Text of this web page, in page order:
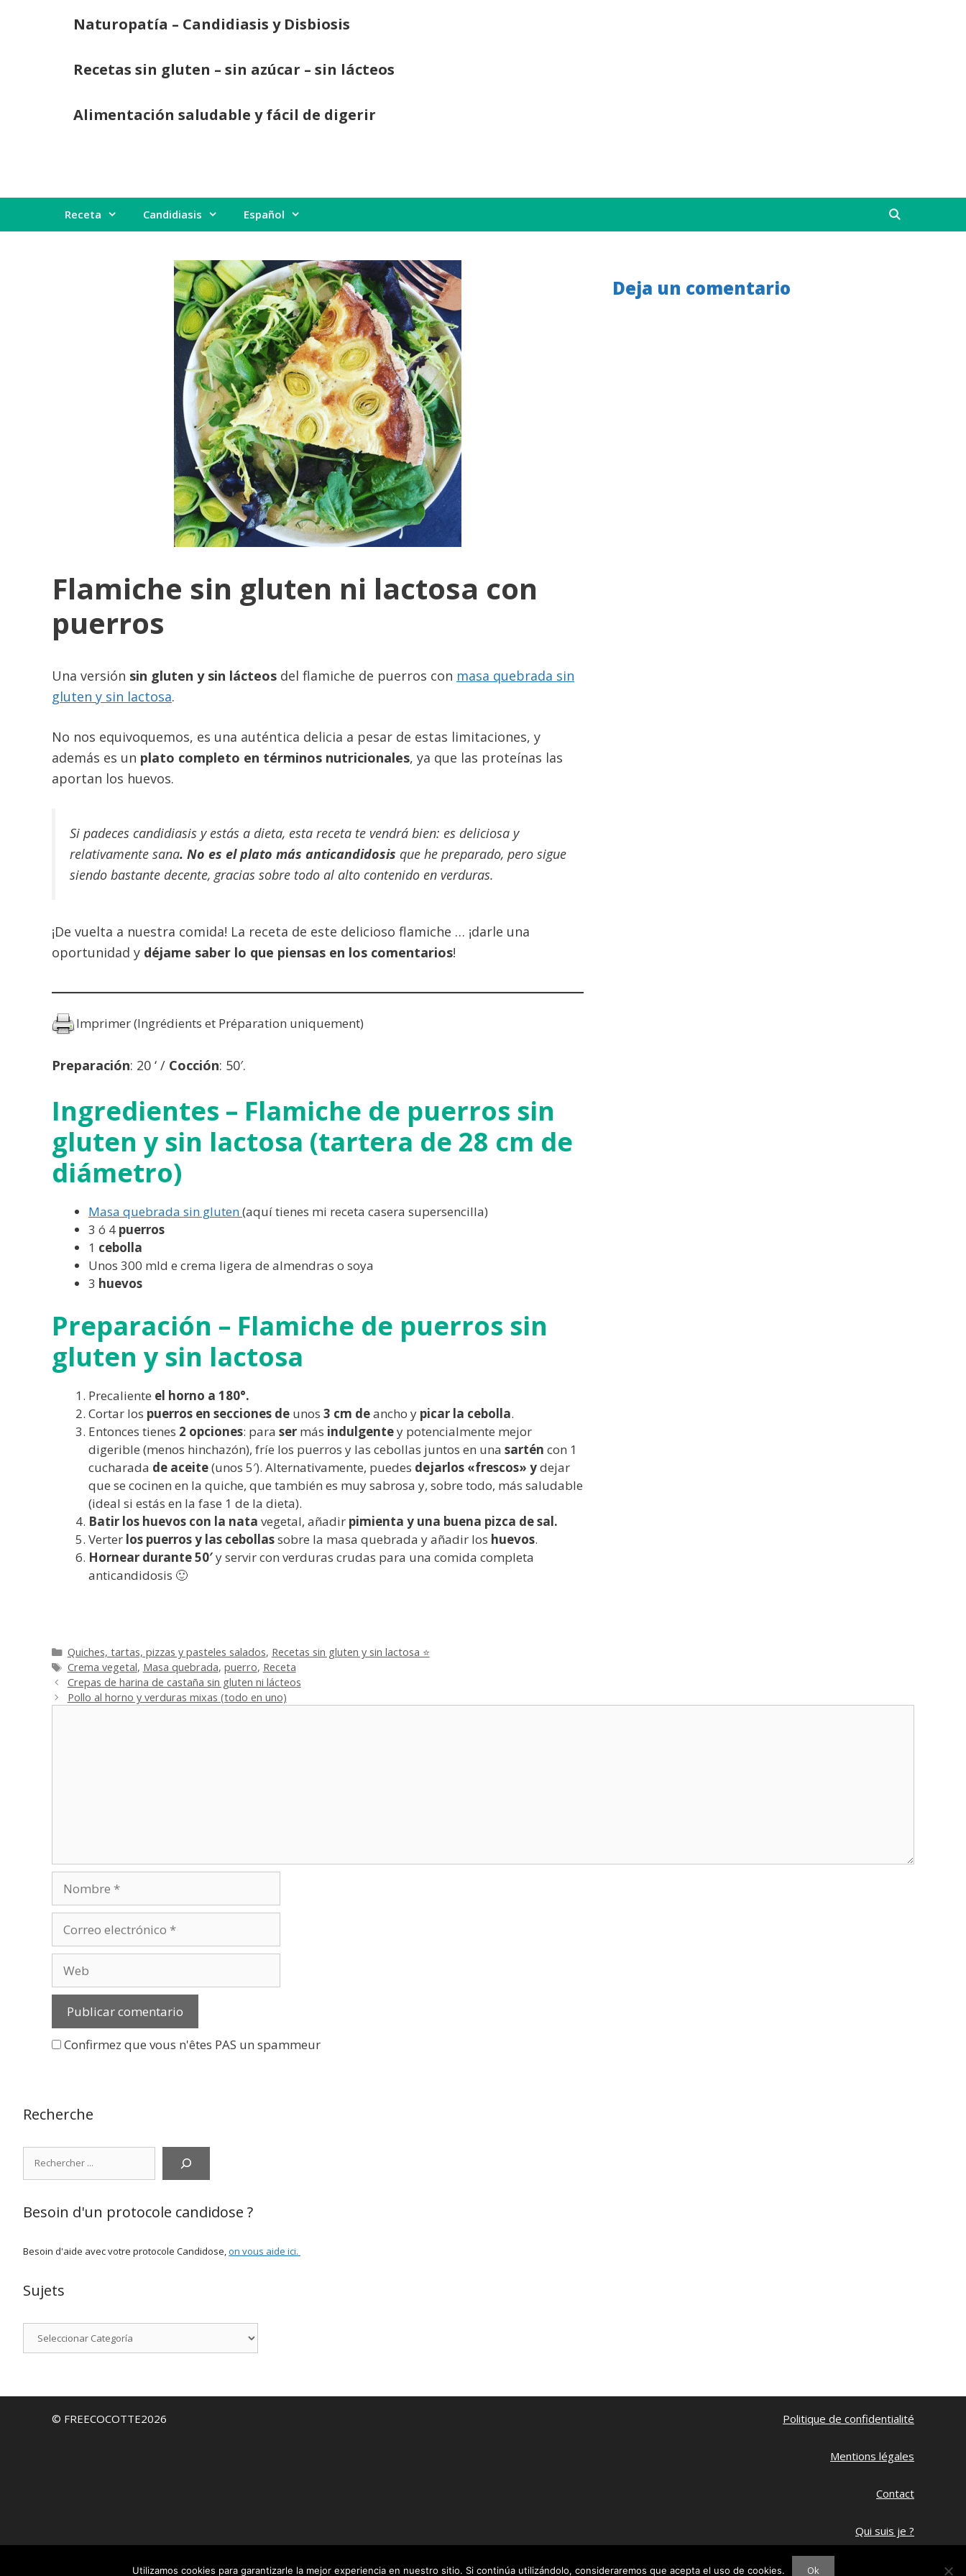
Naturopatía – Candidiasis y Disbiosis
Recetas sin gluten – sin azúcar – sin lácteos
Alimentación saludable y fácil de digerir
Receta Candidiasis Español
Flamiche sin gluten ni lactosa con
puerros
Una versión sin gluten y sin lácteos del flamiche de puerros con masa quebrada sin
gluten y sin lactosa.
No nos equivoquemos, es una auténtica delicia a pesar de estas limitaciones, y
además es un plato completo en términos nutricionales, ya que las proteínas las
aportan los huevos.
Si padeces candidiasis y estás a dieta, esta receta te vendrá bien: es deliciosa y
relativamente sana. No es el plato más anticandidosis que he preparado, pero sigue
siendo bastante decente, gracias sobre todo al alto contenido en verduras.
¡De vuelta a nuestra comida! La receta de este delicioso flamiche … ¡darle una
oportunidad y déjame saber lo que piensas en los comentarios!
Imprimer (Ingrédients et Préparation uniquement)
Preparación: 20 ‘ / Cocción: 50′.
Ingredientes – Flamiche de puerros sin
gluten y sin lactosa (tartera de 28 cm de
diámetro)
Masa quebrada sin gluten(aquí tienes mi receta casera supersencilla)
3 ó 4 puerros
1 cebolla
Unos 300 mld e crema ligera de almendras o soya
3 huevos
Preparación – Flamiche de puerros sin
gluten y sin lactosa
Precaliente el horno a 180°.
Cortar los puerros en secciones de unos 3 cm deancho y picar la cebolla.
Entonces tienes 2 opciones: para ser más indulgentey potencialmente mejor
digerible (menos hinchazón), fríe los puerros y las cebollas juntos en una sartén con 1
cucharada de aceite(unos 5′). Alternativamente, puedes dejarlos «frescos» ydejar
que se cocinen en la quiche, que también es muy sabrosa y, sobre todo, más saludable
(ideal si estás en la fase 1 de la dieta).
Batir los huevos con la nata vegetal, añadir pimienta y una buena pizca de sal.
Verter los puerros y las cebollassobre la masa quebrada y añadir los huevos.
Hornear durante 50′y servir con verduras crudas para una comida completa
anticandidosis 🙂
Categorías
Quiches, tartas, pizzas y pasteles salados, Recetas sin gluten y sin lactosa ⭐
Etiquetas
Crema vegetal, Masa quebrada, puerro, Receta
Crepas de harina de castaña sin gluten ni lácteos
Pollo al horno y verduras mixas (todo en uno)
Deja un comentario
electrónico
Confirmez que vous n'êtes PAS un spammeur
Recherche
Besoin d'un protocole candidose ?
Besoin d'aide avec votre protocole Candidose,on vous aide ici.
Sujets
Politique de confidentialité
Mentions légales
Contact
Qui suis je ?
© FREECOCOTTE2026
Utilizamos cookies para garantizarle la mejor experiencia en nuestro sitio. Si continúa utilizándolo, consideraremos que acepta el uso de cookies. Ok